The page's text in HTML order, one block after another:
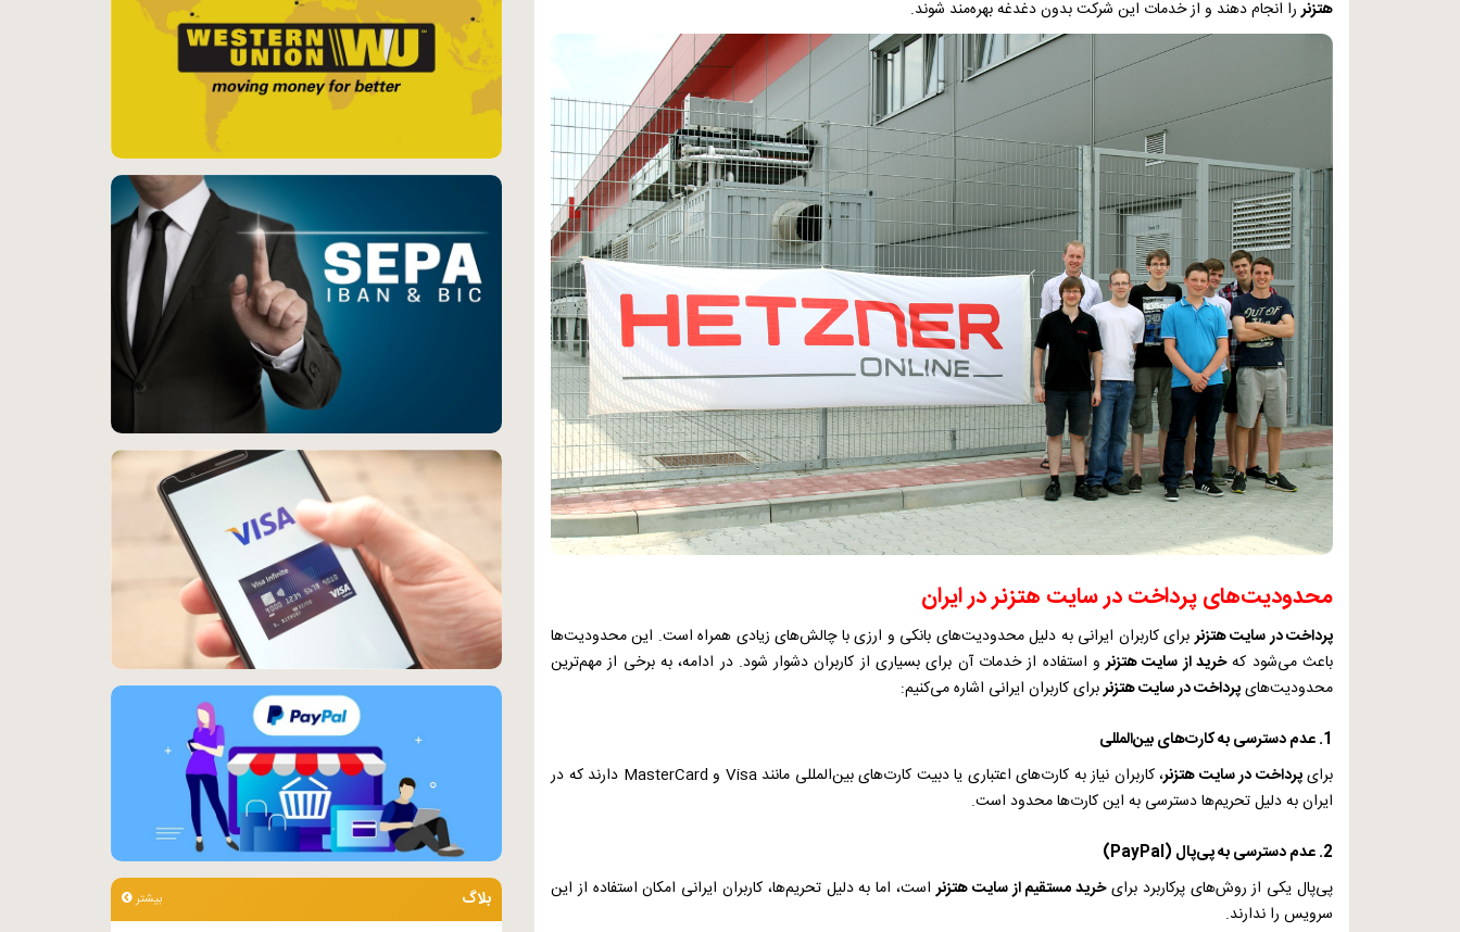
هتزنررا انجام دهند و از خدمات این شرکت بدون دغدغه بهره‌مند شوند.
محدودیت‌های پرداخت در سایت هتزنر در ایران
پرداخت در سایت هتزنربرای کاربران ایرانی به دلیل محدودیت‌های بانکی و ارزی با چالش‌های زیادی همراه است. این محدودیت‌ها
باعث می‌شود کهخرید از سایت هتزنرو استفاده از خدمات آن برای بسیاری از کاربران دشوار شود. در ادامه، به برخی از مهم‌ترین
محدودیت‌هایپرداخت در سایت هتزنربرای کاربران ایرانی اشاره می‌کنیم:
1. عدم دسترسی به کارت‌های بین‌المللی
برایپرداخت در سایت هتزنر، کاربران نیاز به کارت‌های اعتباری یا دبیت کارت‌های بین‌المللی مانندVisa و MasterCard دارند که در
ایران به دلیل تحریم‌ها دسترسی به این کارت‌ها محدود است.
2. عدم دسترسی به پی‌پال (
PayPal
)
پی‌پال یکی از روش‌های پرکاربرد برایخرید مستقیم از سایت هتزنراست، اما به دلیل تحریم‌ها، کاربران ایرانی امکان استفاده از این
سرویس را ندارند.
بلاگ بیشتر